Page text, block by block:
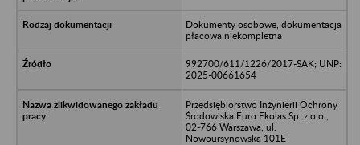
Dokumenty osobowe, dokumentacja
płacowa niekompletna
992700/611/1226/2017-SAK; UNP:
2025-00661654
Przedsiębiorstwo Inżynierii Ochrony
Środowiska Euro Ekolas Sp. z o.o.,
02-766 Warszawa, ul.
Nowoursynowska 101E